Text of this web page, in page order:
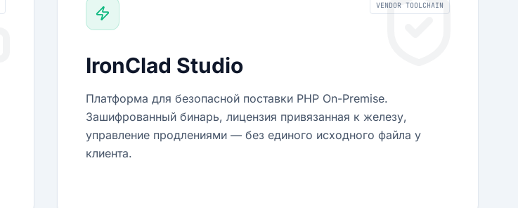
VENDOR TOOLCHAIN
IronClad Studio
Платформа для безопасной поставки PHP On-Premise.
Зашифрованный бинарь, лицензия привязанная к железу,
управление продлениями — без единого исходного файла у
клиента.